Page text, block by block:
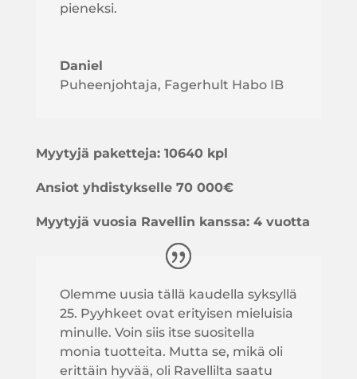
pieneksi.
Daniel
Puheenjohtaja, Fagerhult Habo IB
Myytyjä paketteja: 10640 kpl
Ansiot yhdistykselle 70 000€
Myytyjä vuosia Ravellin kanssa: 4 vuotta
Olemme uusia tällä kaudella syksyllä
25. Pyyhkeet ovat erityisen mieluisia
minulle. Voin siis itse suositella
monia tuotteita. Mutta se, mikä oli
erittäin hyvää, oli Ravellilta saatu